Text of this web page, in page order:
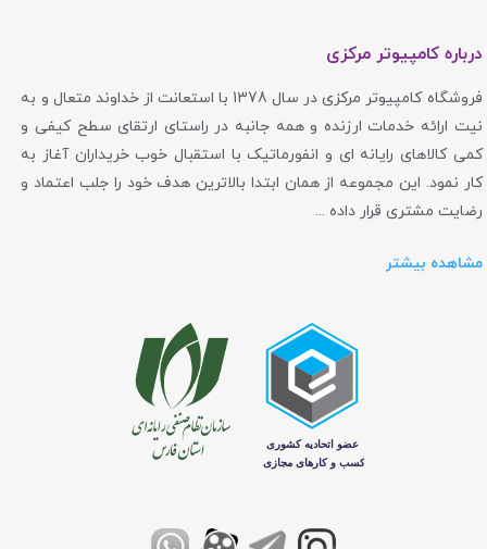
درباره کامپیوتر مرکزی
فروشگاه کامپیوتر مرکزی در سال 1378 با استعانت از خداوند متعال و به
نیت ارائه خدمات ارزنده و همه جانبه در راستای ارتقای سطح کیفی و
کمی کالاهای رایانه ای و انفورماتیک با استقبال خوب خریداران آغاز به
کار نمود. این مجموعه از همان ابتدا بالاترین هدف خود را جلب اعتماد و
رضایت مشتری قرار داده ...
مشاهده بیشتر